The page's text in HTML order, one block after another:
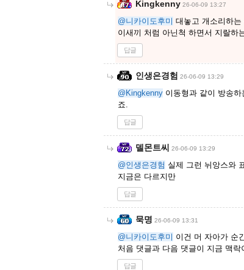
Kingkenny 26-06-09 13:27
@니카이도후미 대놓고 개소리하는
이새끼 처럼 아닌척 하면서 지랄하
답글
인생은경험 26-06-09 13:29
@Kingkenny 이동형과 같이 방송
죠.
답글
델몬트씨 26-06-09 13:29
@인생은경험 실제 그런 뉘앙스와
지금은 다르지만
답글
묵명 26-06-09 13:31
@니카이도후미 이건 머 자아가 순
처음 댓글과 다음 댓글이 지금 맥락
답글